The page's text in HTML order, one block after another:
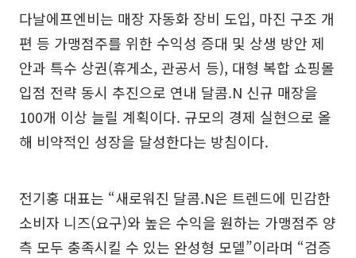
다날에프엔비는 매장 자동화 장비 도입, 마진 구조 개
편 등 가맹점주를 위한 수익성 증대 및 상생 방안 제
안과 특수 상권(휴게소, 관공서 등), 대형 복합 쇼핑몰
입점 전략 동시 추진으로 연내 달콤.N 신규 매장을
100개 이상 늘릴 계획이다. 규모의 경제 실현으로 올
해 비약적인 성장을 달성한다는 방침이다.
전기홍 대표는 “새로워진 달콤.N은 트렌드에 민감한
소비자 니즈(요구)와 높은 수익을 원하는 가맹점주 양
측 모두 충족시킬 수 있는 완성형 모델”이라며 “검증